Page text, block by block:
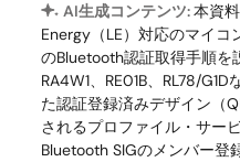
AI生成コンテンツ:本資
Energy（LE）対応のマイコ
のBluetooth認証取得手順を
RA4W1、RE01B、RL78/
た認証登録済みデザイン（
されるプロファイル・サー
Bluetooth SIGのメンバー登